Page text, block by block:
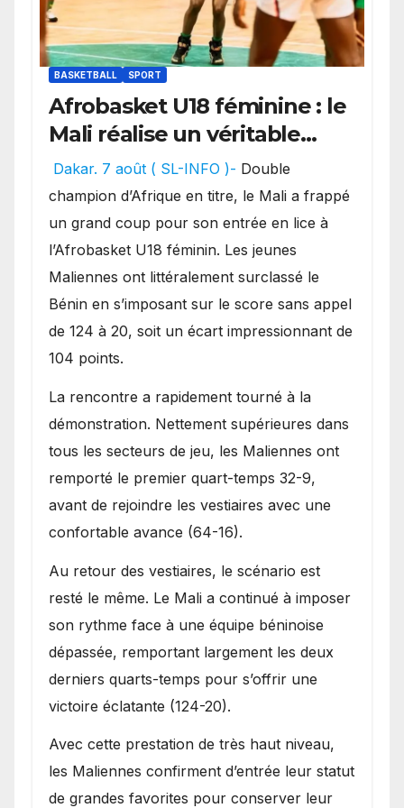
BASKETBALL SPORT
Afrobasket U18 féminine : le
Mali réalise un véritable
festival offensif et inflige
une lourde défaite au
Bénin.
Dakar. 7 août ( SL-INFO )- Double
champion d’Afrique en titre, le Mali a frappé
un grand coup pour son entrée en lice à
l’Afrobasket U18 féminin. Les jeunes
Maliennes ont littéralement surclassé le
Bénin en s’imposant sur le score sans appel
de 124 à 20, soit un écart impressionnant de
104 points.
La rencontre a rapidement tourné à la
démonstration. Nettement supérieures dans
tous les secteurs de jeu, les Maliennes ont
remporté le premier quart-temps 32-9,
avant de rejoindre les vestiaires avec une
confortable avance (64-16).
Au retour des vestiaires, le scénario est
resté le même. Le Mali a continué à imposer
son rythme face à une équipe béninoise
dépassée, remportant largement les deux
derniers quarts-temps pour s’offrir une
victoire éclatante (124-20).
Avec cette prestation de très haut niveau,
les Maliennes confirment d’entrée leur statut
de grandes favorites pour conserver leur